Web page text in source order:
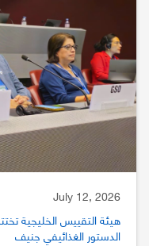
July 12, 2026
الدستور الغذائيفي جنيف